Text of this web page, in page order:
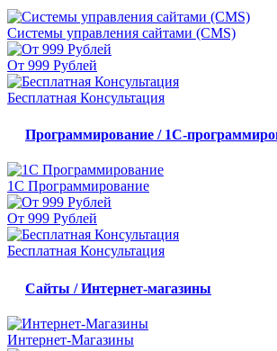
Системы управления сайтами (CMS)
От 999 Рублей
Бесплатная Консультация
Программирование / 1С-
1С Программирование
От 999 Рублей
Бесплатная Консультация
Сайты / Интернет-магазины
Интернет-Магазины